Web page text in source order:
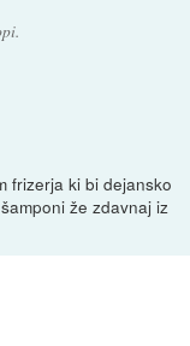
frizerja ki bi dejansko
že zdavnaj iz